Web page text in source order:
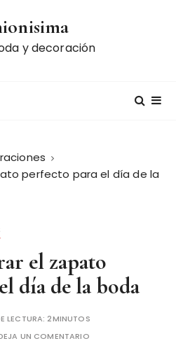
y decoración
perfecto para el día de la
el zapato
día de la boda
LECTURA:2MINUTOS
UN COMENTARIO